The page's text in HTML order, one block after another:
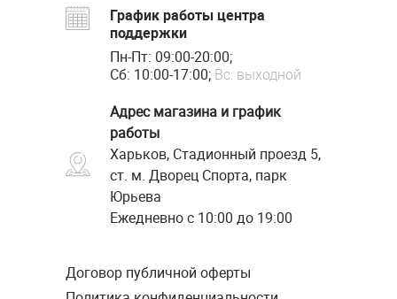
График работы центра
поддержки
Пн-Пт: 09:00-20:00;
Сб: 10:00-17:00; Вс: выходной
Адрес магазина и график
работы
Харьков, Стадионный проезд 5,
ст. м. Дворец Спорта, парк
Юрьева
Ежедневно с 10:00 до 19:00
Договор публичной оферты